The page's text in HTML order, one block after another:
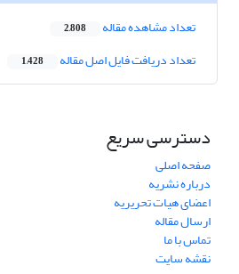
تعداد مشاهده مقاله 2,808
تعداد دریافت فایل اصل مقاله 1,428
دسترسی سریع
صفحه اصلی
درباره نشریه
اعضای هیات تحریریه
ارسال مقاله
تماس با ما
نقشه سایت